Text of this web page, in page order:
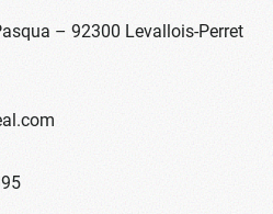
– 92300 Levallois-Perret